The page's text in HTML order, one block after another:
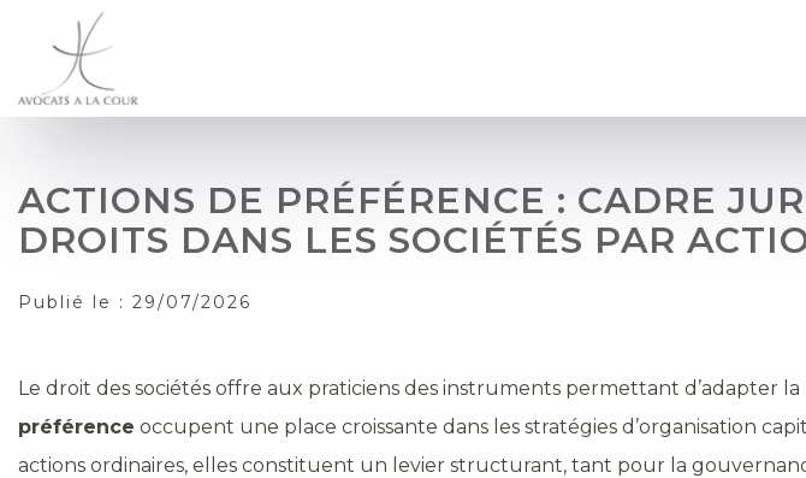
ACTIONS DE PRÉFÉRENCE : CADRE
DROITS DANS LES SOCIÉTÉS PAR
Publié le : 29/07/2026
Le droit des sociétés offre aux praticiens des instruments permettant d’adapter
préférence occupent une place croissante dans les stratégies d’organisation
actions ordinaires, elles constituent un levier structurant, tant pour la